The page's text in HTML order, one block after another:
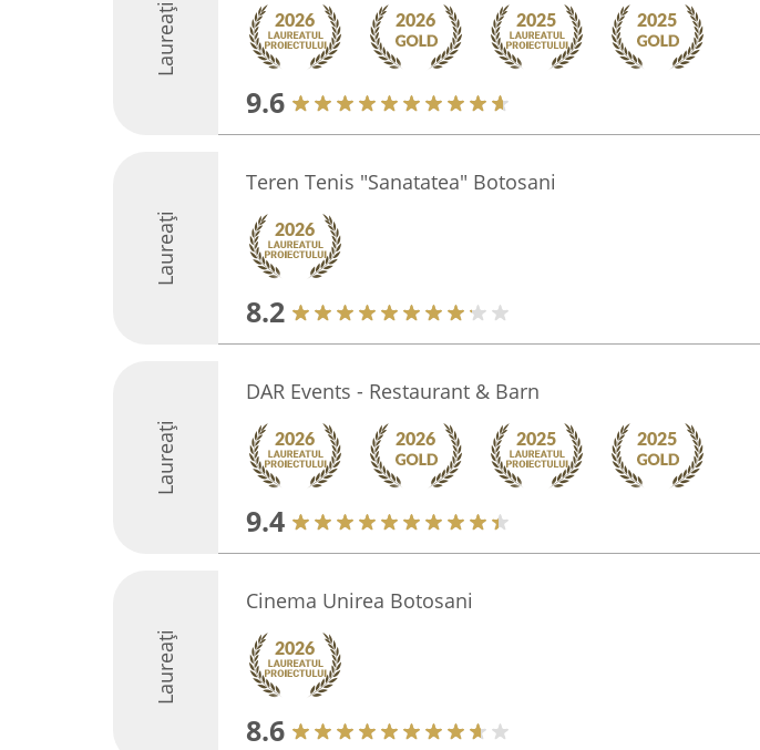
Laureați
9.6
Laureați
Teren Tenis "Sanatatea" Botosani
8.2
Laureați
DAR Events - Restaurant & Barn
9.4
Laureați
Cinema Unirea Botosani
8.6